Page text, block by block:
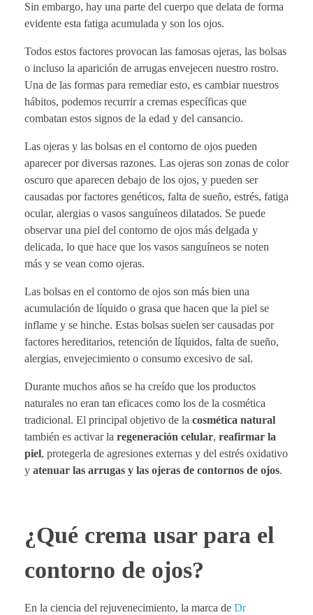
Sin embargo, hay una parte del cuerpo que delata de forma
evidente esta fatiga acumulada y son los ojos.
Todos estos factores provocan las famosas ojeras, las bolsas
o incluso la aparición de arrugas envejecen nuestro rostro.
Una de las formas para remediar esto, es cambiar nuestros
hábitos, podemos recurrir a cremas específicas que
combatan estos signos de la edad y del cansancio.
Las ojeras y las bolsas en el contorno de ojos pueden
aparecer por diversas razones. Las ojeras son zonas de color
oscuro que aparecen debajo de los ojos, y pueden ser
causadas por factores genéticos, falta de sueño, estrés, fatiga
ocular, alergias o vasos sanguíneos dilatados. Se puede
observar una piel del contorno de ojos más delgada y
delicada, lo que hace que los vasos sanguíneos se noten
más y se vean como ojeras.
Las bolsas en el contorno de ojos son más bien una
acumulación de líquido o grasa que hacen que la piel se
inflame y se hinche. Estas bolsas suelen ser causadas por
factores hereditarios, retención de líquidos, falta de sueño,
alergias, envejecimiento o consumo excesivo de sal.
Durante muchos años se ha creído que los productos
naturales no eran tan eficaces como los de la cosmética
tradicional. El principal objetivo de la cosmética natural
también es activar la regeneración celular, reafirmar la
piel, protegerla de agresiones externas y del estrés oxidativo
y atenuar las arrugas y las ojeras de contornos de ojos.
¿Qué crema usar para el
contorno de ojos?
En la ciencia del rejuvenecimiento, la marca de Dr